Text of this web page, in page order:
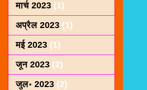
मार्च 2023 (1)
अप्रैल 2023 (1)
मई 2023 (1)
जून 2023 (2)
जुल॰ 2023 (2)